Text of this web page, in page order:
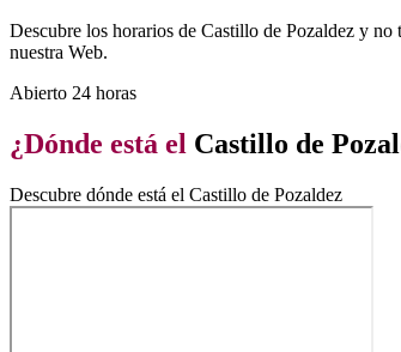
Descubre los horarios de Castillo de Pozaldez y no
nuestra Web.
Abierto 24 horas
¿Dónde está el Castillo de
Descubre dónde está el Castillo de Pozaldez